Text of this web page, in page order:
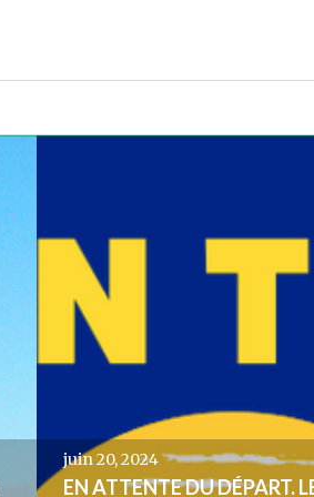
juin 20, 2024
EN ATTENTE DU DÉPART.